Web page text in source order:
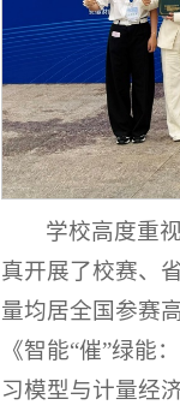
学校高度重
真开展了校赛、
量均居全国参赛
《智能“催”绿
习模型与计量经